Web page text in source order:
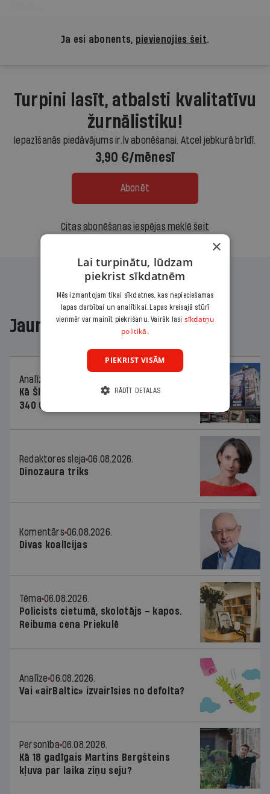
Ja esi abonents, pievienojies šeit.
Turpini lasīt, atbalsti kvalitatīvu
žurnālistiku!
Iepazīšanās piedāvājums ir.lv abonēšanai. Atcel jebkurā brīdī.
3,90 €/mēnesī
Abonēt
Citas abonēšanas iespējas meklē šeit
Jaunākajā žurnālā
Analīze
Kā Šlesera partija palika nesodīta par
340 000 vērtu reklāmas kampaņu
Redaktores sleja 06.08.2026.
Dinozaura triks
Komentārs 06.08.2026.
Divas koalīcijas
Tēma 06.08.2026.
Policists cietumā, skolotājs – kapos.
Reibuma cena Priekulē
Analīze 06.08.2026.
Vai «airBaltic» izvairīsies no defolta?
Personība 06.08.2026.
Kā 18 gadīgais Martins Bergšteins
kļuva par laika ziņu seju?
×
Lai turpinātu, lūdzam
piekrist sīkdatnēm
Mēs izmantojam tikai sīkdatnes, kas nepieciešamas
lapas darbībai un analītikai. Lapas kreisajā stūrī
vienmēr var mainīt piekrišanu. Vairāk lasi sīkdatņu
politikā.
PIEKRIST VISĀM
RĀDĪT DETAĻAS